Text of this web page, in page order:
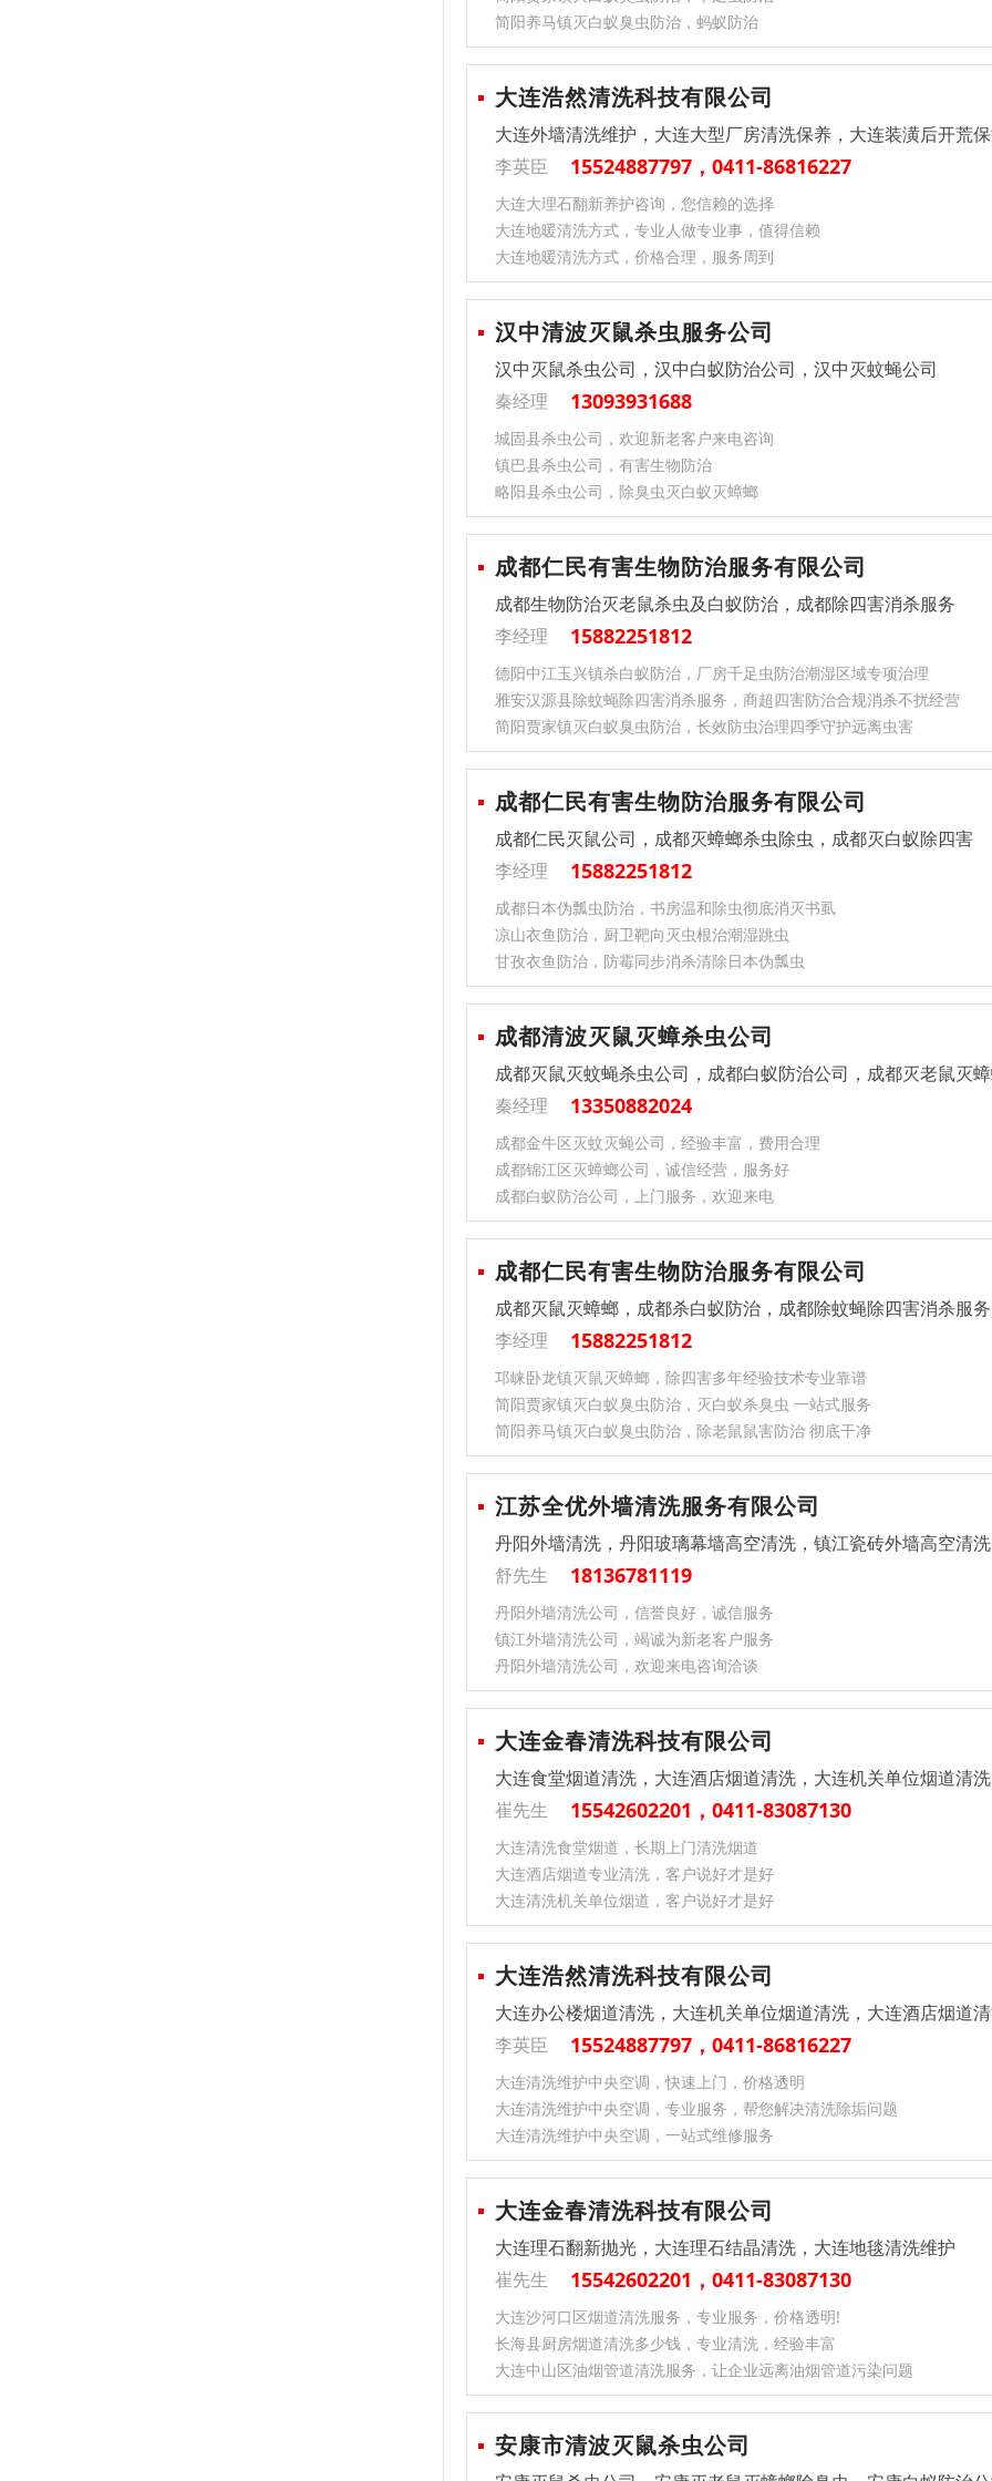
简阳养马镇灭白蚁臭虫防治，蚂蚁防治
大连浩然清洗科技有限公司
大连外墙清洗维护，大连大型厂房清洗保养，大连装潢后开荒
李英臣
15524887797，0411-86816227
大连大理石翻新养护咨询，您信赖的选择
大连地暖清洗方式，专业人做专业事，值得信赖
大连地暖清洗方式，价格合理，服务周到
汉中清波灭鼠杀虫服务公司
汉中灭鼠杀虫公司，汉中白蚁防治公司，汉中灭蚊蝇公司
秦经理
13093931688
城固县杀虫公司，欢迎新老客户来电咨询
镇巴县杀虫公司，有害生物防治
略阳县杀虫公司，除臭虫灭白蚁灭蟑螂
成都仁民有害生物防治服务有限公司
成都生物防治灭老鼠杀虫及白蚁防治，成都除四害消杀服务
李经理
15882251812
德阳中江玉兴镇杀白蚁防治，厂房千足虫防治潮湿区域专项治理
雅安汉源县除蚊蝇除四害消杀服务，商超四害防治合规消杀不扰经营
简阳贾家镇灭白蚁臭虫防治，长效防虫治理四季守护远离虫害
成都仁民有害生物防治服务有限公司
成都仁民灭鼠公司，成都灭蟑螂杀虫除虫，成都灭白蚁除四害
李经理
15882251812
成都日本伪瓢虫防治，书房温和除虫彻底消灭书虱
凉山衣鱼防治，厨卫靶向灭虫根治潮湿跳虫
甘孜衣鱼防治，防霉同步消杀清除日本伪瓢虫
成都清波灭鼠灭蟑杀虫公司
成都灭鼠灭蚊蝇杀虫公司，成都白蚁防治公司，成都灭老鼠灭
秦经理
13350882024
成都金牛区灭蚊灭蝇公司，经验丰富，费用合理
成都锦江区灭蟑螂公司，诚信经营，服务好
成都白蚁防治公司，上门服务，欢迎来电
成都仁民有害生物防治服务有限公司
成都灭鼠灭蟑螂，成都杀白蚁防治，成都除蚊蝇除四害消杀服务
李经理
15882251812
邛崃卧龙镇灭鼠灭蟑螂，除四害多年经验技术专业靠谱
简阳贾家镇灭白蚁臭虫防治，灭白蚁杀臭虫 一站式服务
简阳养马镇灭白蚁臭虫防治，除老鼠鼠害防治 彻底干净
江苏全优外墙清洗服务有限公司
丹阳外墙清洗，丹阳玻璃幕墙高空清洗，镇江瓷砖外墙高空清洗
舒先生
18136781119
丹阳外墙清洗公司，信誉良好，诚信服务
镇江外墙清洗公司，竭诚为新老客户服务
丹阳外墙清洗公司，欢迎来电咨询洽谈
大连金春清洗科技有限公司
大连食堂烟道清洗，大连酒店烟道清洗，大连机关单位烟道清洗
崔先生
15542602201，0411-83087130
大连清洗食堂烟道，长期上门清洗烟道
大连酒店烟道专业清洗，客户说好才是好
大连清洗机关单位烟道，客户说好才是好
大连浩然清洗科技有限公司
大连办公楼烟道清洗，大连机关单位烟道清洗，大连酒店烟道
李英臣
15524887797，0411-86816227
大连清洗维护中央空调，快速上门，价格透明
大连清洗维护中央空调，专业服务，帮您解决清洗除垢问题
大连清洗维护中央空调，一站式维修服务
大连金春清洗科技有限公司
大连理石翻新抛光，大连理石结晶清洗，大连地毯清洗维护
崔先生
15542602201，0411-83087130
大连沙河口区烟道清洗服务，专业服务，价格透明!
长海县厨房烟道清洗多少钱，专业清洗，经验丰富
大连中山区油烟管道清洗服务，让企业远离油烟管道污染问题
安康市清波灭鼠杀虫公司